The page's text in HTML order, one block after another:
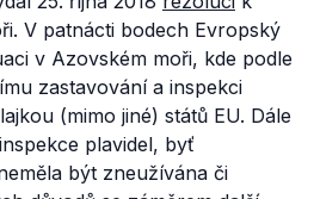
V patnácti bodech Evropský
v Azovském moři, kde podle
zastavování a inspekci
(mimo jiné) států EU. Dále
plavidel, byť
být zneužívána či